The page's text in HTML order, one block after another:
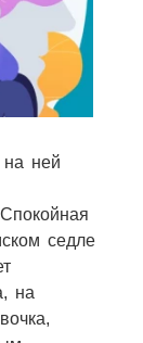
на ней
седле
на